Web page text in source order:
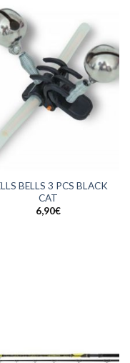
BELLS 3 PCS BLACK
CAT
6,90€